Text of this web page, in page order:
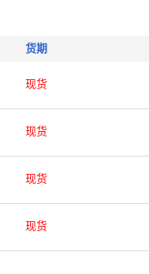
货期
现货
现货
现货
现货